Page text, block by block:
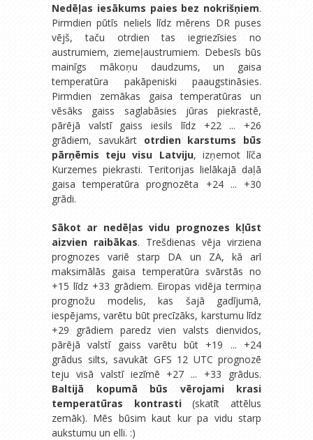
Nedēļas iesākums paies bez nokrišņiem.
Pirmdien pūtīs neliels līdz mērens DR puses
vējš, taču otrdien tas iegriezīsies no
austrumiem, ziemeļaustrumiem. Debesīs būs
mainīgs mākoņu daudzums, un gaisa
temperatūra pakāpeniski paaugstināsies.
Pirmdien zemākas gaisa temperatūras un
vēsāks gaiss saglabāsies jūras piekrastē,
pārējā valstī gaiss iesils līdz +22 ... +26
grādiem, savukārt otrdien karstums būs
pārņēmis teju visu Latviju, izņemot līča
Kurzemes piekrasti. Teritorijas lielākajā daļā
gaisa temperatūra prognozēta +24 ... +30
grādi.
Sākot ar nedēļas vidu prognozes kļūst
aizvien raibākas. Trešdienas vēja virziena
prognozes variē starp DA un ZA, kā arī
maksimālās gaisa temperatūra svārstās no
+15 līdz +33 grādiem. Eiropas vidēja termiņa
prognožu modelis, kas šajā gadījumā,
iespējams, varētu būt precīzāks, karstumu līdz
+29 grādiem paredz vien valsts dienvidos,
pārējā valstī gaiss varētu būt +19 ... +24
grādus silts, savukāt GFS 12 UTC prognozē
teju visā valstī iezīmē +27 ... +33 grādus.
Baltijā kopumā būs vērojami krasi
temperatūras kontrasti(skatīt attēlus
zemāk). Mēs būsim kaut kur pa vidu starp
aukstumu un elli. :)